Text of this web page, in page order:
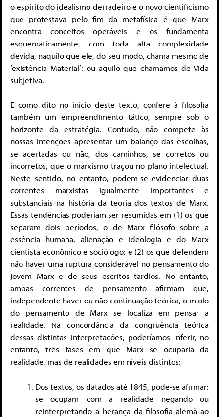
o espírito do idealismo derradeiro e o novo cientificismo
que protestava pelo fim da metafísica é que Marx
encontra conceitos operáveis e os fundamenta
esquematicamente, com toda alta complexidade
devida, naquilo que ele, do seu modo, chama mesmo de
‘existência Material’: ou aquilo que chamamos de Vida
subjetiva.
E como dito no início deste texto, confere à filosofia
também um empreendimento tático, sempre sob o
horizonte da estratégia. Contudo, não compete às
nossas intenções apresentar um balanço das escolhas,
se acertadas ou não, dos caminhos, se corretos ou
incorretos, que o marxismo traçou no plano intelectual.
Neste sentido, no entanto, podem-se evidenciar duas
correntes marxistas igualmente importantes e
substanciais na história da teoria dos textos de Marx.
Essas tendências poderiam ser resumidas em (1) os que
separam dois períodos, o de Marx filósofo sobre a
essência humana, alienação e ideologia e do Marx
cientista econômico e sociólogo; e (2) os que defendem
não haver uma ruptura considerável no pensamento do
jovem Marx e de seus escritos tardios. No entanto,
ambas correntes de pensamento afirmam que,
independente haver ou não continuação teórica, o miolo
do pensamento de Marx se localiza em pensar a
realidade. Na concordância da congruência teórica
dessas distintas interpretações, poderíamos inferir, no
entanto, três fases em que Marx se ocuparia da
realidade, mas de realidades em níveis distintos:
Dos textos, os datados até 1845, pode-se afirmar:
se ocupam com a realidade negando ou
reinterpretando a herança da filosofia alemã ao